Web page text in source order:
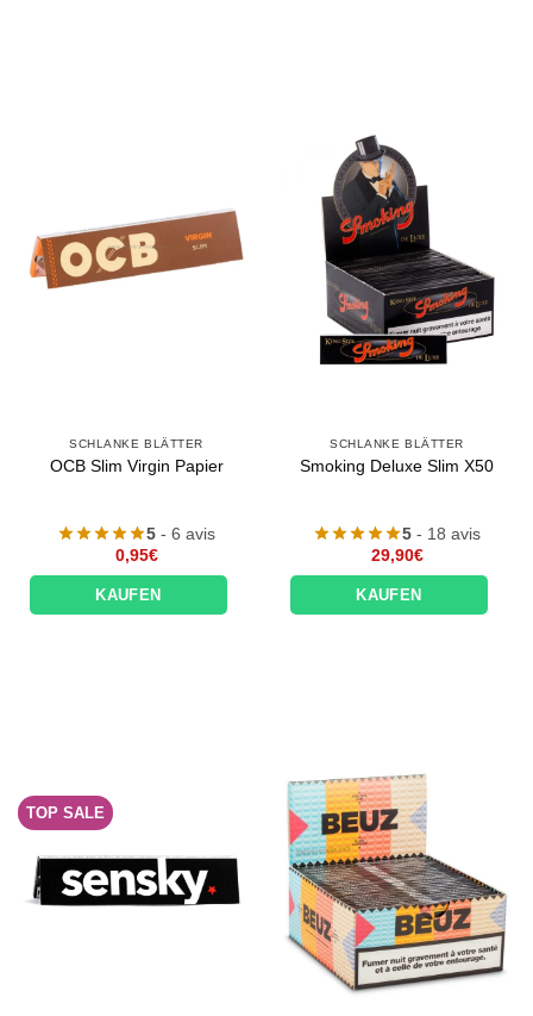
SCHLANKE BLÄTTER
OCB Slim Virgin Papier
5 - 6 avis
0,95€
KAUFEN
SCHLANKE BLÄTTER
Smoking Deluxe Slim X50
5 - 18 avis
29,90€
KAUFEN
TOP SALE